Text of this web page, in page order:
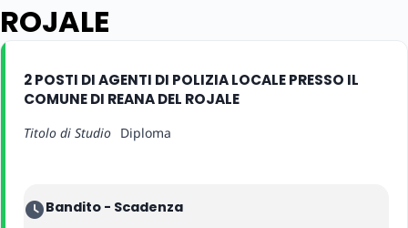
ROJALE
2 POSTI DI AGENTI DI POLIZIA LOCALE PRESSO IL
COMUNE DI REANA DEL ROJALE
Titolo di Studio Diploma
Bandito - Scadenza